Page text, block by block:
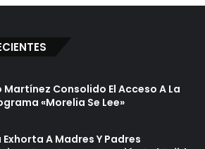
Consolido El Acceso A La
«Morelia Se Lee»
A Madres Y Padres